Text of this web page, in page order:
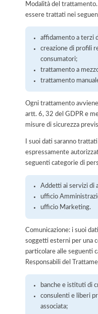
Modalità del
essere trattati nei
affidamento a terzi
creazione di profili
consumatori;
trattamento a
trattamento
Ogni trattamento
artt. 6, 32 del GDPR e
misure di sicurezza
I suoi dati saranno
espressamente
seguenti categorie di
Addetti ai servizi di
ufficio
ufficio Marketing.
Comunicazione: i suoi
soggetti esterni per una
particolare alle seguenti
Responsabili del
banche e istituti di
consulenti e liberi
associata;